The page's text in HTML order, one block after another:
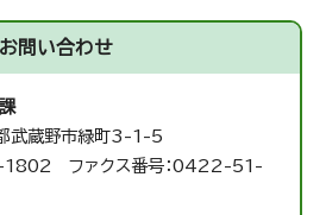
お問い合わせ
蔵野市緑町3-1-5
1802 ファクス番号：0422-51-